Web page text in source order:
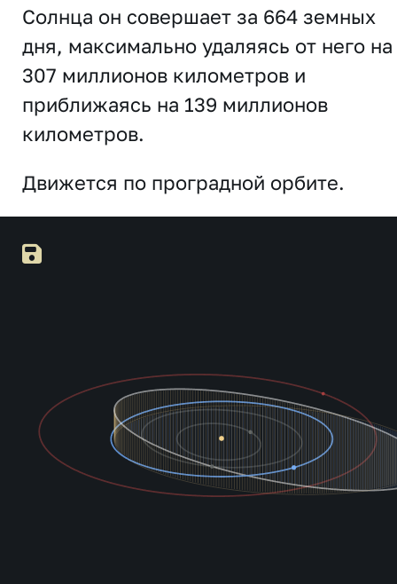
Солнца он совершает за 664 земных
дня, максимально удаляясь от него на
307 миллионов километров и
приближаясь на 139 миллионов
километров.
Движется по проградной орбите.